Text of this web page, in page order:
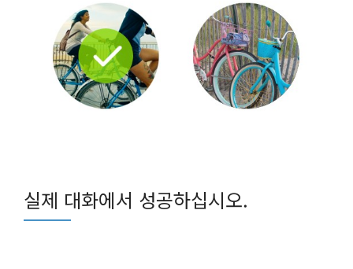
실제 대화에서 성공하십시오.